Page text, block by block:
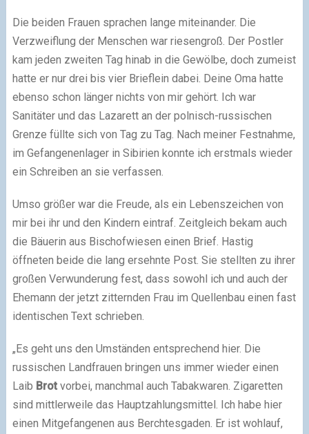
Die beiden Frauen sprachen lange miteinander. Die
Verzweiflung der Menschen war riesengroß. Der Postler
kam jeden zweiten Tag hinab in die Gewölbe, doch zumeist
hatte er nur drei bis vier Brieflein dabei. Deine Oma hatte
ebenso schon länger nichts von mir gehört. Ich war
Sanitäter und das Lazarett an der polnisch-russischen
Grenze füllte sich von Tag zu Tag. Nach meiner Festnahme,
im Gefangenenlager in Sibirien konnte ich erstmals wieder
ein Schreiben an sie verfassen.
Umso größer war die Freude, als ein Lebenszeichen von
mir bei ihr und den Kindern eintraf. Zeitgleich bekam auch
die Bäuerin aus Bischofwiesen einen Brief. Hastig
öffneten beide die lang ersehnte Post. Sie stellten zu ihrer
großen Verwunderung fest, dass sowohl ich und auch der
Ehemann der jetzt zitternden Frau im Quellenbau einen fast
identischen Text schrieben.
„Es geht uns den Umständen entsprechend hier. Die
russischen Landfrauen bringen uns immer wieder einen
Laib Brotvorbei, manchmal auch Tabakwaren. Zigaretten
sind mittlerweile das Hauptzahlungsmittel. Ich habe hier
einen Mitgefangenen aus Berchtesgaden. Er ist wohlauf,